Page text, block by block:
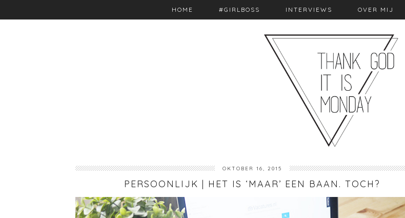
HOME #GIRLBOSS INTERVIEWS OVER MIJ
OKTOBER 16, 2015
PERSOONLIJK | HET IS ‘MAAR’ EEN BAAN. TOCH?